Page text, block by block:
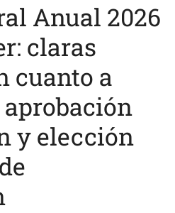
Anual 2026
claras
cuanto a
y elección